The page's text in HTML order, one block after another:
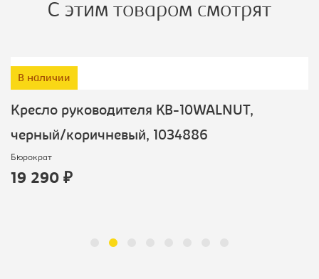
С этим товаром смотрят
В наличии
Кресло руководителя KB-10WALNUT,
черный/коричневый, 1034886
Бюрократ
19 290 ₽